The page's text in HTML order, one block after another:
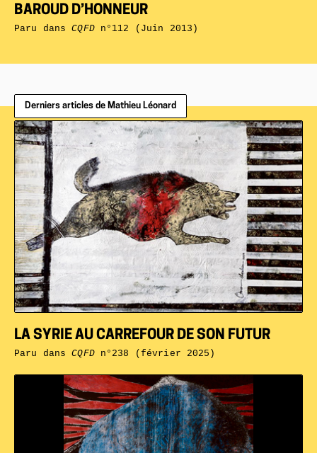
BAROUD D’HONNEUR
Paru dansCQFDn°112 (Juin 2013)
Derniers articles de Mathieu Léonard
LA SYRIE AU CARREFOUR DE SON FUTUR
Paru dansCQFDn°238 (février 2025)